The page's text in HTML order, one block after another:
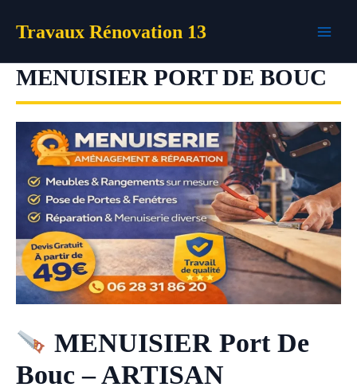
Travaux Rénovation 13
MENUISIER PORT DE BOUC
MENUISIER Port De
Bouc – ARTISAN